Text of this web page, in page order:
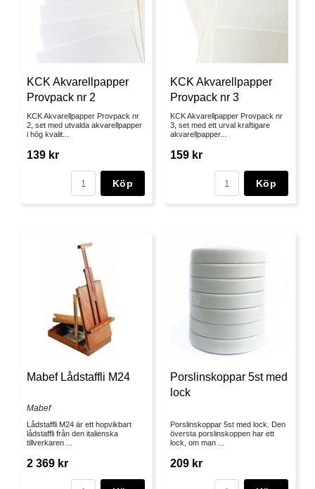
KCK Akvarellpapper
Provpack nr 2
KCK Akvarellpapper Provpack nr
2, set med utvalda akvarellpapper
i hög kvalit...
139 kr
Köp
KCK Akvarellpapper
Provpack nr 3
KCK Akvarellpapper Provpack nr
3, set med ett urval kraftigare
akvarellpapper...
159 kr
Köp
Mabef Lådstaffli M24
Mabef
Lådstaffli M24 är ett hopvikbart
lådstaffli från den italienska
tillverkaren ...
2 369 kr
Porslinskoppar 5st med
lock
Porslinskoppar 5st med lock. Den
översta porslinskoppen har ett
lock, om man ...
209 kr